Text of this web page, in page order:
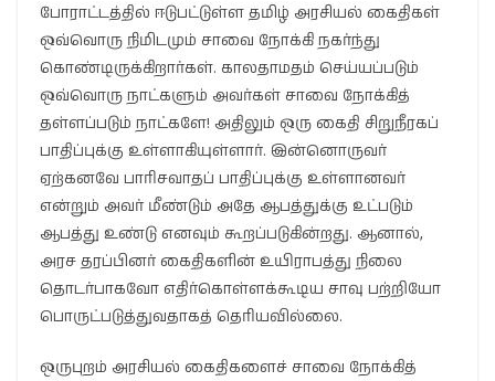
போராட்டத்தில் ஈடுபட்டுள்ள தமிழ் அரசியல் கைதிகள்
ஒவ்வொரு நிமிடமும் சாவை நோக்கி நகர்ந்து
கொண்டிருக்கிறார்கள். காலதாமதம் செய்யப்படும்
ஒவ்வொரு நாட்களும் அவர்கள் சாவை நோக்கித்
தள்ளப்படும் நாட்களே! அதிலும் ஒரு கைதி சிறுநீரகப்
பாதிப்புக்கு உள்ளாகியுள்ளார். இன்னொருவர்
ஏற்கனவே பாரிசவாதப் பாதிப்புக்கு உள்ளானவர்
என்றும் அவர் மீண்டும் அதே ஆபத்துக்கு உட்படும்
ஆபத்து உண்டு எனவும் கூறப்படுகின்றது. ஆனால்,
அரச தரப்பினர் கைதிகளின் உயிராபத்து நிலை
தொடர்பாகவோ எதிர்கொள்ளக்கூடிய சாவு பற்றியோ
பொருட்படுத்துவதாகத் தெரியவில்லை.
ஒருபுறம் அரசியல் கைதிகளைச் சாவை நோக்கித்